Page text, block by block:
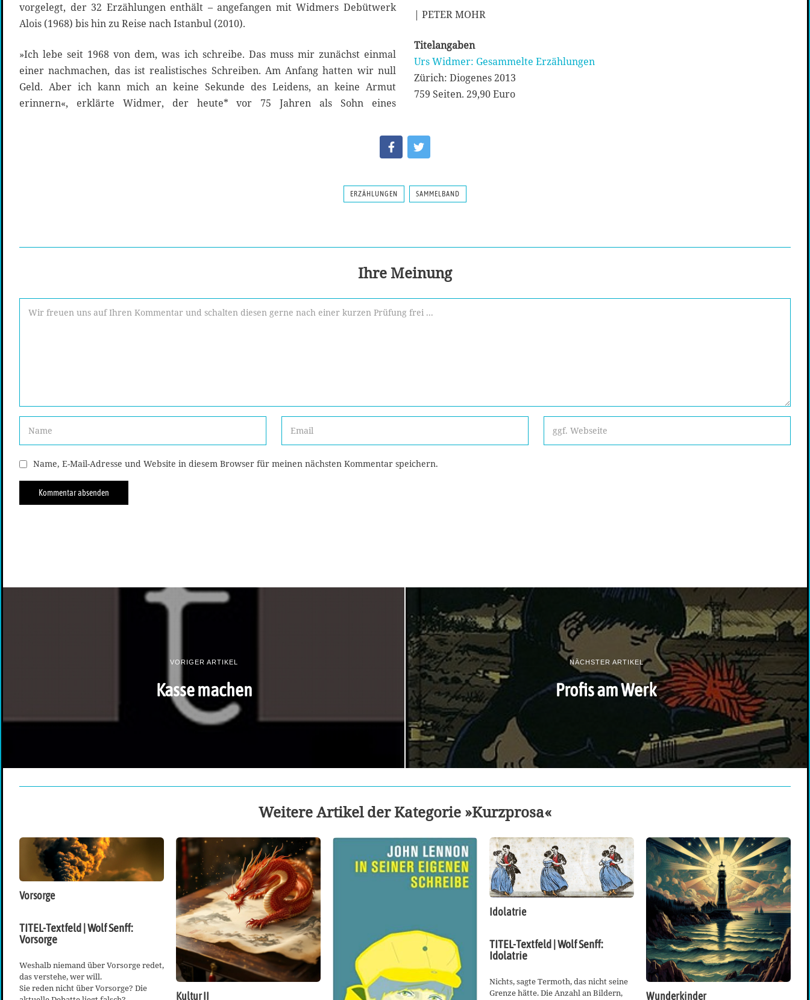
vorgelegt, der 32 Erzählungen enthält – angefangen mit Widmers Debütwerk
Alois (1968) bis hin zu Reise nach Istanbul (2010).
»Ich lebe seit 1968 von dem, was ich schreibe. Das muss mir zunächst einmal
einer nachmachen, das ist realistisches Schreiben. Am Anfang hatten wir null
Geld. Aber ich kann mich an keine Sekunde des Leidens, an keine Armut
erinnern«, erklärte Widmer, der heute* vor 75 Jahren als Sohn eines
| PETER MOHR
Titelangaben
Urs Widmer: Gesammelte Erzählungen
Zürich: Diogenes 2013
759 Seiten. 29,90 Euro
ERZÄHLUNGEN SAMMELBAND
Ihre Meinung
Name, E-Mail-Adresse und Website in diesem Browser für meinen nächsten Kommentar speichern.
VORIGER ARTIKEL
Kasse machen
NÄCHSTER ARTIKEL
Profis am Werk
Weitere Artikel der Kategorie »Kurzprosa«
Vorsorge
TITEL-Textfeld | Wolf Senff:
Vorsorge
Weshalb niemand über Vorsorge redet,
das verstehe, wer will.
Sie reden nicht über Vorsorge? Die
Kultur II
Idolatrie
TITEL-Textfeld | Wolf Senff:
Idolatrie
Nichts, sagte Termoth, das nicht seine
Grenze hätte. Die Anzahl an Bildern,
Wunderkinder